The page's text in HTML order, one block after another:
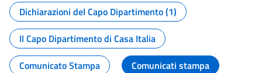
Dichiarazioni del Capo Dipartimento (1)
Il Capo Dipartimento di Casa Italia
Comunicato Stampa
Comunicati stampa